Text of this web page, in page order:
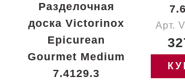
Разделочная
доска Victorinox
Epicurean
Gourmet Medium
7.4129.3
Арт.